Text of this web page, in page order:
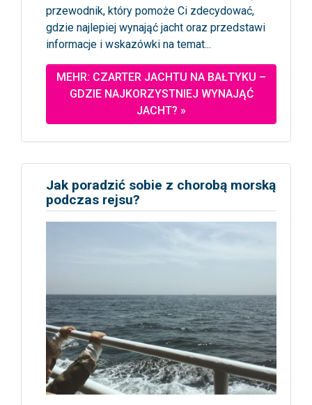
przewodnik, który pomoże Ci zdecydować,
gdzie najlepiej wynająć jacht oraz przedstawi
informacje i wskazówki na temat...
MEHR: CZARTER JACHTU NA BAŁTYKU –
GDZIE NAJKORZYSTNIEJ WYNAJĄĆ
JACHT? »
Jak poradzić sobie z chorobą morską
podczas rejsu?